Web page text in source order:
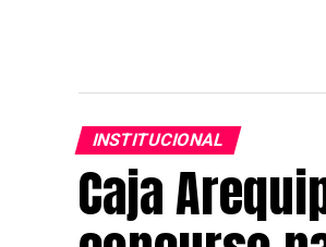
INSTITUCIONAL
Caja